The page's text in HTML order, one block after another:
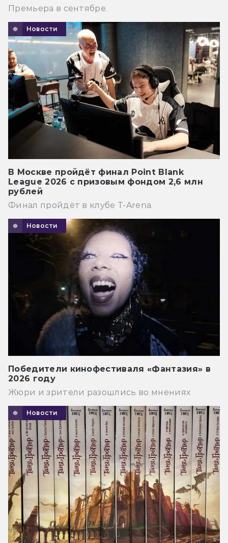
Премьера в сентябре.
Новости
В Москве пройдёт финал Point Blank
League 2026 с призовым фондом 2,6 млн
рублей
Финал пройдёт в клубе T-Arena.
Новости
Победители кинофестиваля «Фантазия» в
2026 году
Жюри и зрители разошлись во мнениях
Новости